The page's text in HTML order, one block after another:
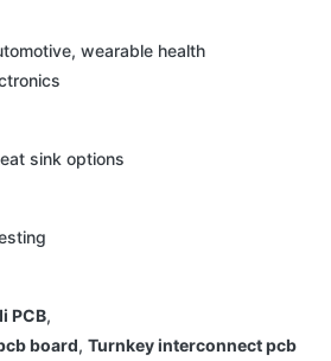
wearable health
sink options
PCB,
board, Turnkey interconnect pcb